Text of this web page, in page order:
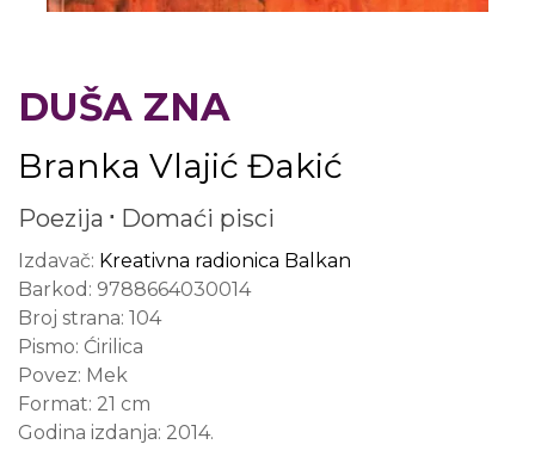
DUŠA ZNA
Branka Vlajić Đakić
Poezija Domaći pisci
Izdavač: Kreativna radionica Balkan
Barkod: 9788664030014
Broj strana: 104
Pismo: Ćirilica
Povez: Mek
Format: 21 cm
Godina izdanja: 2014.